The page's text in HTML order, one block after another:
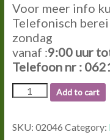
Voor meer info
Telefonisch
zondag
vanaf :9:00 uur
Telefoon nr :
02046
VERNERE
MILO
Add to cart
SKU: 02046 Category: